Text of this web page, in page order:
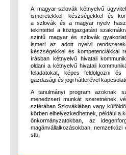
A magyar-szlovák kétnyelvű
ismeretekkel, készségekkel és
a szlovák és a magyar nyelv
tekintettel a közigazgatási
szintű magyar és szlovák
ismeri az adott nyelvi
készségekkel és kompetenciákkal
írásban kétnyelvű hivatali
oldani a kétnyelvű hivatali
feladatokat, képes feldolgozni
gazdasági és jogi hátterével
A tanulmányi program azoknak
menedzseri munkát szeretnének
szférában Szlovákiában vagy
körben elhelyezkedhetnek, például a
önkormányzatokban, az
magánvállalkozásokban, nemzetközi
stb.